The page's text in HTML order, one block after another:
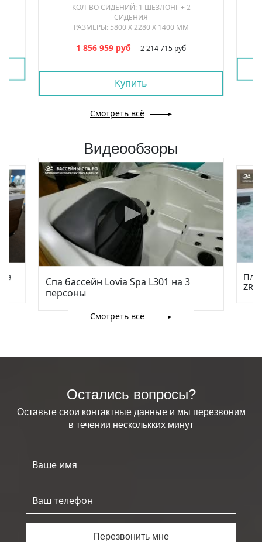
КОЛ-ВО СИДЕНИЙ: 1 ШЕЗЛОНГ + 2
СИДЕНИЯ
РАЗМЕРЫ: 5800 Х 2280 Х 1400 ММ
2 214 715 руб
1 856 959 руб
Купить
Смотреть всё
Видеообзоры
Спа бассейн Lovia Spa L301 на 3
персоны
Смотреть всё
Остались вопросы?
Оставьте свои контактные данные и мы перезвоним
в течении несколькких минут